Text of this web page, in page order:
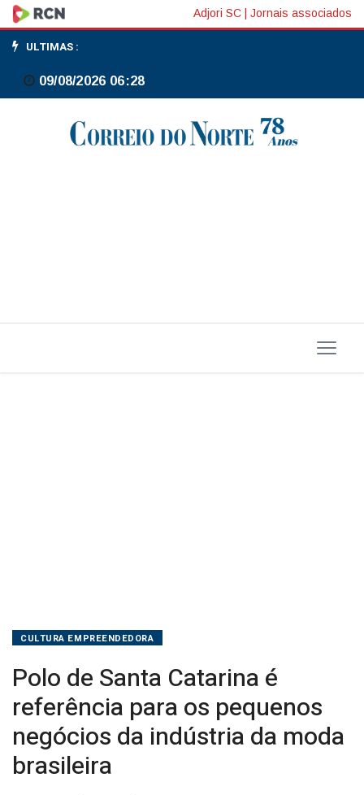
Polo
de
Santa
Catarina
negócios
Adjori SC Jornais associados
ULTIMAS :
09/08/2026 06:28
CULTURA EMPREENDEDORA
Polo de Santa Catarina é
referência para os pequenos
negócios da indústria da moda
brasileira